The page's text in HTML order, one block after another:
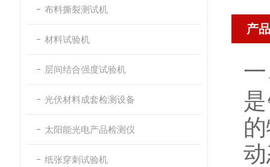
布料撕裂测试机
材料试验机
层间结合强度试验机
光伏材料成套检测设备
太阳能光电产品检测仪
纸张穿刺试验机
产